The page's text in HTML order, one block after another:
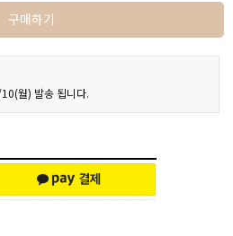
구매하기
월) 발송 됩니다.